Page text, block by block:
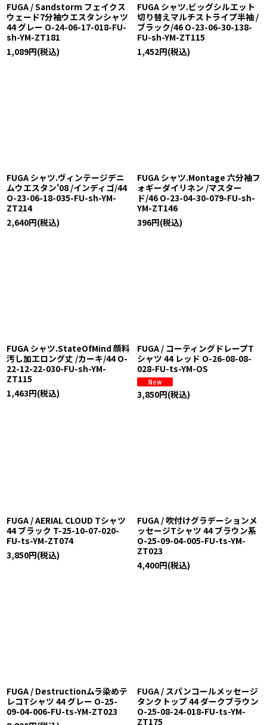
FUGA / Sandstorm フェイクス
ウェード7分袖ウエスタンシャツ
44 グレー O-24-06-17-018-FU-
sh-YM-ZT181
1,089円(税込)
FUGA シャツ.ビッグシルエット
切り替えマルチストライプ半袖 /
ブラック/46 O-23-06-30-138-
FU-sh-YM-ZT115
1,452円(税込)
FUGA シャツ.ヴィンテージデニ
ムウエスタン'08 /インディゴ/44
O-23-06-18-035-FU-sh-YM-
ZT214
2,640円(税込)
FUGA シャツ.Montage 六分袖フ
ォギーダイリネン /マスター
ド/46 O-23-04-30-079-FU-sh-
YM-ZT146
396円(税込)
FUGA シャツ.StateOfMind 顔料
汚し加工ロング丈 /カーキ/44 O-
22-12-22-030-FU-sh-YM-
ZT115
1,463円(税込)
FUGA / コーティングドレープT
シャツ 44 レッド O-26-08-08-
028-FU-ts-YM-OS
3,850円(税込)
FUGA / AERIAL CLOUD Tシャツ
44 ブラック T-25-10-07-020-
FU-ts-YM-ZT074
3,850円(税込)
FUGA / 吹付けグラデーションメ
ッセージTシャツ 44 ブラウン系
O-25-09-04-005-FU-ts-YM-
ZT023
4,400円(税込)
FUGA / Destructionムラ染めテ
レコTシャツ 44 グレー O-25-
09-04-006-FU-ts-YM-ZT023
FUGA / スパンコールメッセージ
タンクトップ 44 ダークブラウン
O-25-08-24-018-FU-ts-YM-
ZT175